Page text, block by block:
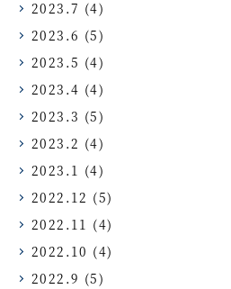
2023.7 (4)
2023.6 (5)
2023.5 (4)
2023.4 (4)
2023.3 (5)
2023.2 (4)
2023.1 (4)
2022.12 (5)
2022.11 (4)
2022.10 (4)
2022.9 (5)